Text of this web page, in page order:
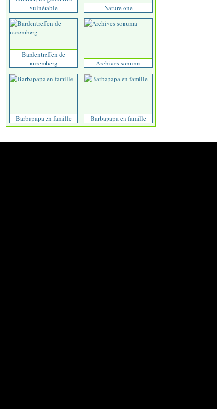
vulnérable
Nature one
Bardentreffen de
nuremberg
Archives sonuma
Barbapapa en famille Barbapapa en famille